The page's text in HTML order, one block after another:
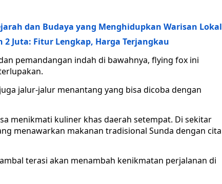
dan Budaya yang Menghidupkan Warisan Lokal
Juta: Fitur Lengkap, Harga Terjangkau
pemandangan indah di bawahnya, flying fox ini
jalur-jalur menantang yang bisa dicoba dengan
menikmati kuliner khas daerah setempat. Di sekitar
menawarkan makanan tradisional Sunda dengan cita
terasi akan menambah kenikmatan perjalanan di